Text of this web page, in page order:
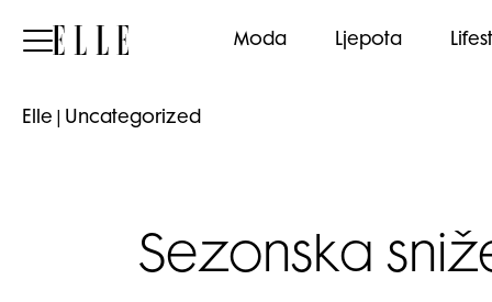
Elle Moda Ljepota
Elle Uncategorized
Sezonska